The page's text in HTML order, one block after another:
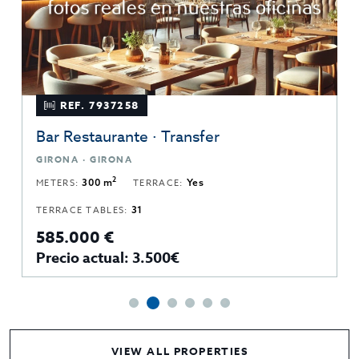
REF. 7937258
Bar Restaurante · Transfer
GIRONA · GIRONA
METERS:300 m2 TERRACE: Yes
TERRACE TABLES: 31
585.000 €
Precio actual: 3.500€
VIEW ALL PROPERTIES